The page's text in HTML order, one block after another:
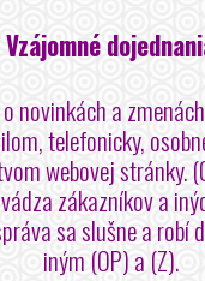
Vzájomné
novinkách a
telefonicky,
webovej stránky.
zákazníkov a
sa slušne a robí
iným (OP) a (Z).